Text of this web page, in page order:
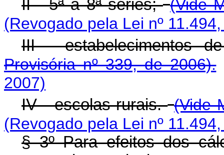
II - 5ª a 8ª séries; (Vide
(Revogado pela Lei nº
III - estabelecimentos
Provisória nº 339, de 2006).
2007)
IV - escolas rurais. (Vide
(Revogado pela Lei nº
§ 3º Para efeitos dos